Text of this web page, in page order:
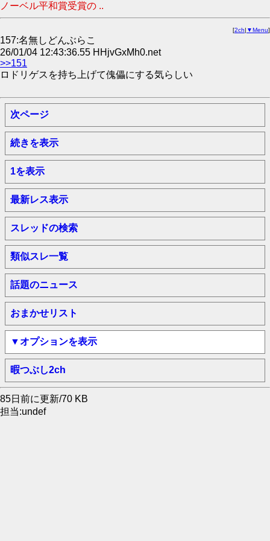
ノーベル平和賞受賞の ..
[2ch| ▼Menu]
157:名無しどんぶらこ
26/01/04 12:43:36.55 HHjvGxMh0.net
>>151
ロドリゲスを持ち上げて傀儡にする気らしい
次ページ
続きを表示
1を表示
最新レス表示
スレッドの検索
類似スレ一覧
話題のニュース
おまかせリスト
▼オプションを表示
暇つぶし2ch
85日前に更新/70 KB
担当:undef